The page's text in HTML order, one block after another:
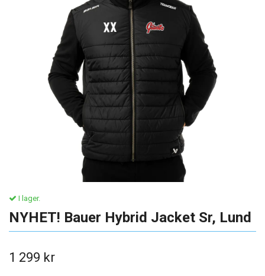
I lager.
NYHET! Bauer Hybrid Jacket Sr, Lund
1 299 kr